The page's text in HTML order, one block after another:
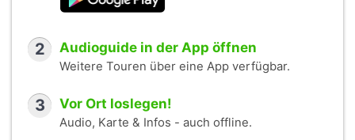
2 Audioguide in der App öffnen
Weitere Touren über eine App verfügbar.
3 Vor Ort loslegen!
Audio, Karte & Infos - auch offline.